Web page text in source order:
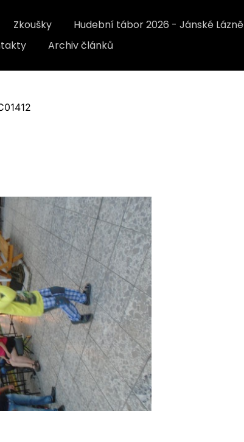
Zkoušky Hudební tábor 2026 - Jánské Lázně
Archiv článků